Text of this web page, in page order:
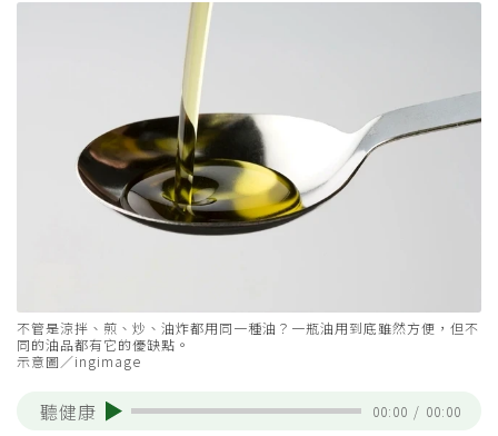
不管是涼拌、煎、炒、油炸都用同一種油？一瓶油用到底雖然方便，但不
同的油品都有它的優缺點。
示意圖／ingimage
聽健康 00:00 / 00:00